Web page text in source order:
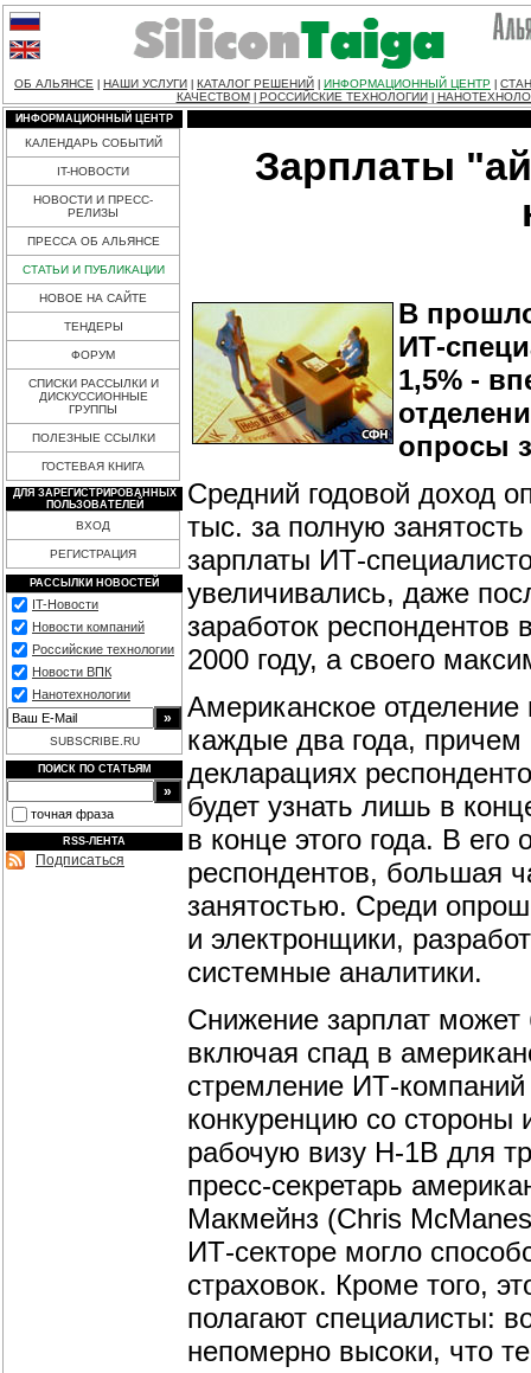
ОБ АЛЬЯНСЕ НАШИ УСЛУГИ КАТАЛОГ РЕШЕНИЙ ИНФОРМАЦИОННЫЙ ЦЕНТР
КАЧЕСТВОМ
РОССИЙСКИЕ ТЕХНОЛОГИИ
ИНФОРМАЦИОННЫЙ ЦЕНТР
КАЛЕНДАРЬ СОБЫТИЙ
IT-НОВОСТИ
НОВОСТИ И ПРЕСС-
РЕЛИЗЫ
ПРЕССА ОБ АЛЬЯНСЕ
СТАТЬИ И ПУБЛИКАЦИИ
НОВОЕ НА САЙТЕ
ТЕНДЕРЫ
ФОРУМ
СПИСКИ РАССЫЛКИ И
ДИСКУССИОННЫЕ
ГРУППЫ
ПОЛЕЗНЫЕ ССЫЛКИ
ГОСТЕВАЯ КНИГА
ДЛЯ ЗАРЕГИСТРИРОВАННЫХ
ПОЛЬЗОВАТЕЛЕЙ
ВХОД
РЕГИСТРАЦИЯ
РАССЫЛКИ НОВОСТЕЙ
IT-Новости
Новости компаний
Российские технологии
Новости ВПК
Нанотехнологии
SUBSCRIBE.RU
ПОИСК ПО СТАТЬЯМ
точная фраза
RSS-ЛЕНТА
Подписаться
Зарплаты
В
ИТ-
1,5% -
опросы
Средний годовой доход
тыс. за полную
зарплаты ИТ-
увеличивались, даже
заработок
2000 году, а своего
Американское
каждые два года,
декларациях
будет узнать лишь в
в конце этого года. В
респондентов, большая
занятостью. Среди
и электронщики,
системные аналитики.
Снижение зарплат
включая спад в
стремление ИТ-компаний
конкуренцию со стороны
рабочую визу H-1B для
пресс-секретарь
Макмейнз (Chris
ИТ-секторе могло
страховок. Кроме того,
полагают специалисты:
непомерно высоки, что